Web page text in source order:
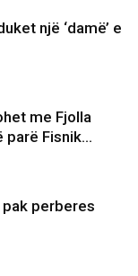
një ‘damë’ e
me Fjolla
parë Fisnik...
perberes